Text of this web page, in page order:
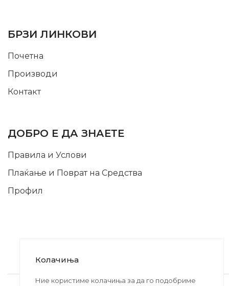
БРЗИ ЛИНКОВИ
Почетна
Производи
Контакт
ДОБРО Е ДА ЗНАЕТЕ
Правила и Услови
Плаќање и Поврат на Средства
Профил
2020-2024 © MB DISKONT. Изработено од
Колачиња
Ние користиме колачиња за да го подобриме